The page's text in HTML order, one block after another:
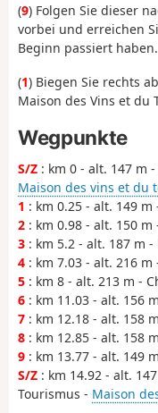
(9) Folgen Sie dieser
vorbei und erreichen
Beginn passiert haben.
(1) Biegen Sie rechts
Maison des Vins et du
Wegpunkte
S/Z : km 0 - alt. 147 m
Maison des vins et du
1 : km 0.25 - alt. 149
2 : km 0.98 - alt. 150 m
3 : km 5.2 - alt. 187 m
4 : km 7.03 - alt. 216
5 : km 8 - alt. 213 m -
6 : km 11.03 - alt. 156
7 : km 12.18 - alt. 158
8 : km 12.85 - alt. 158
9 : km 13.77 - alt. 149
S/Z : km 14.92 - alt.
Tourismus - Maison